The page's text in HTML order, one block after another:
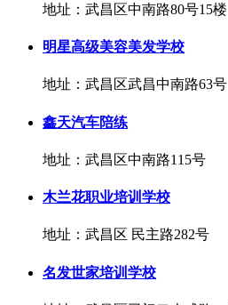
地址：武昌区中南路80号15楼
明星高级美容美发学校
地址：武昌区武昌中南路63号
鑫天汽车陪练
地址：武昌区中南路115号
木兰花职业培训学校
地址：武昌区 民主路282号
名发世家培训学校